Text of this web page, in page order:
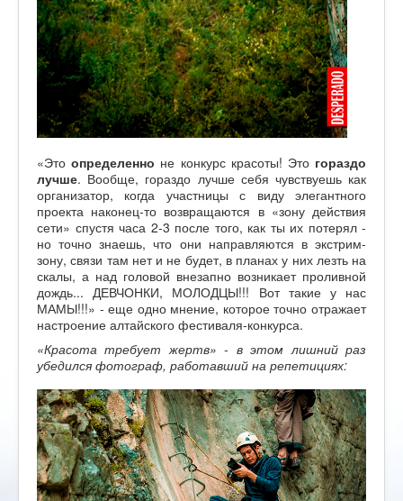
«Этоопределенно не конкурс красоты! Это гораздо
лучше. Вообще, гораздо лучше себя чувствуешь как
организатор, когда участницы с виду элегантного
проекта наконец-то возвращаются в «зону действия
сети» спустя часа 2-3 после того, как ты их потерял -
но точно знаешь, что они направляются в экстрим-
зону, связи там нет и не будет, в планах у них лезть на
скалы, а над головой внезапно возникает проливной
дождь... ДЕВЧОНКИ, МОЛОДЦЫ!!! Вот такие у нас
МАМЫ!!!» - еще одно мнение, которое точно отражает
настроение алтайского фестиваля-конкурса.
«Красота требует жертв» - в этом лишний раз
убедился фотограф, работавший на репетициях: